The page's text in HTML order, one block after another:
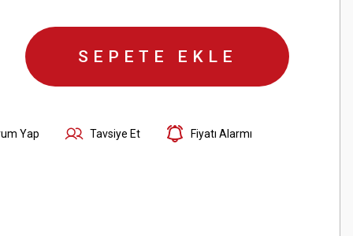
SEPETE EKLE
Yap Tavsiye Et Fiyatı Alarmı